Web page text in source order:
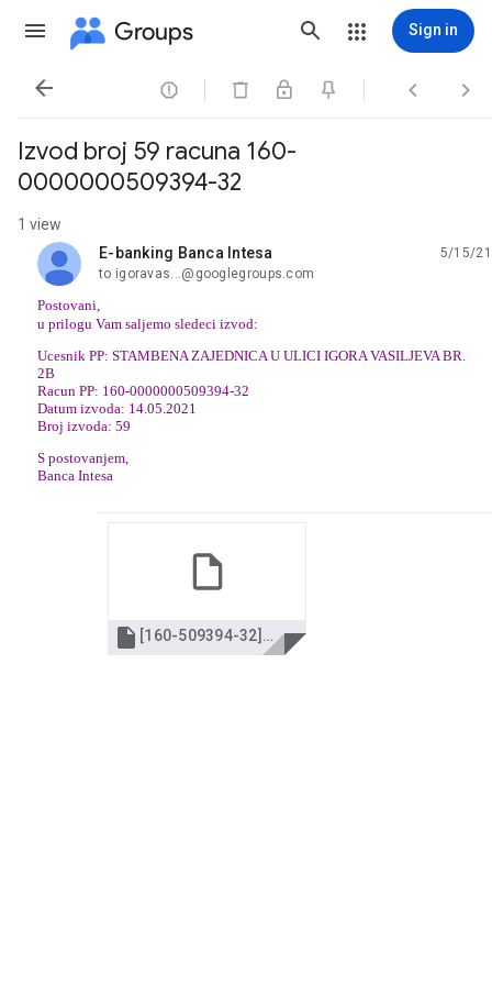
Groups Sign in
   
Izvod broj 59 racuna 160-
0000000509394-32
1 view
E-banking Banca Intesa
unread,
5/15/21
to igoravas...@googlegroups.com
Postovani,
u prilogu Vam saljemo sledeci izvod:
Ucesnik PP: STAMBENA ZAJEDNICA U ULICI IGORA VASILJEVA BR.
2B
Racun PP: 160-0000000509394-32
Datum izvoda: 14.05.2021
Broj izvoda: 59
S postovanjem,
Banca Intesa
 [160-509394-32][59].pdf